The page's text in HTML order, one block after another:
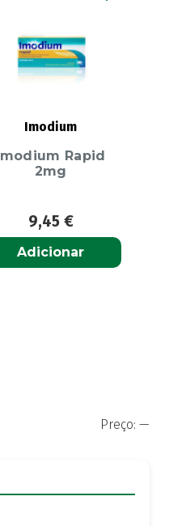
Imodium
Imodium Rapid
2mg
9,45 €
Adicionar
Preço: —